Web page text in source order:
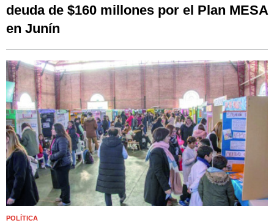
deuda de $160 millones por el Plan MESA
en Junín
POLÍTICA